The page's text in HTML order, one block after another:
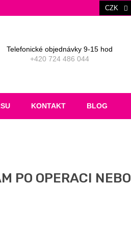
CZK
Telefonické objednávky 9-15 hod
+420 724 486 044
KONTAKT BLOG
PO OPERACI NEBO